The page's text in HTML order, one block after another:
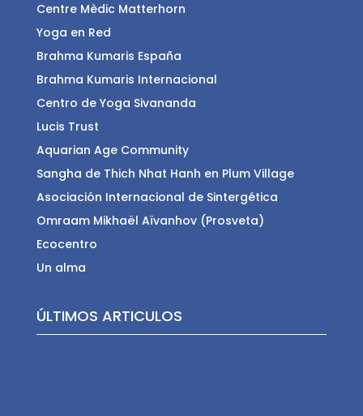
Centre Mèdic Matterhorn
Yoga en Red
Brahma Kumaris España
Brahma Kumaris Internacional
Centro de Yoga Sivananda
Lucis Trust
Aquarian Age Community
Sangha de Thich Nhat Hanh en Plum Village
Asociación Internacional de Sintergética
Omraam Mikhaël Aïvanhov (Prosveta)
Ecocentro
Un alma
ÚLTIMOS ARTICULOS